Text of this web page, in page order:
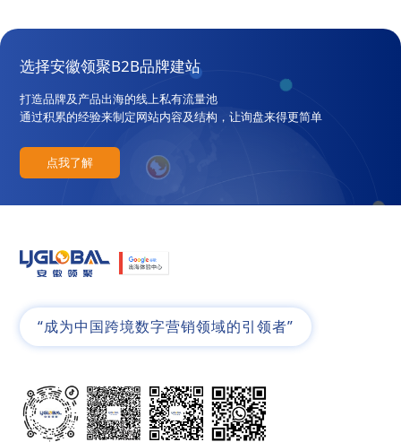
选择安徽领聚B2B品牌建站
打造品牌及产品出海的线上私有流量池
通过积累的经验来制定网站内容及结构，让询盘来得更简单
点我了解
“成为中国跨境数字营销领域的引领者”